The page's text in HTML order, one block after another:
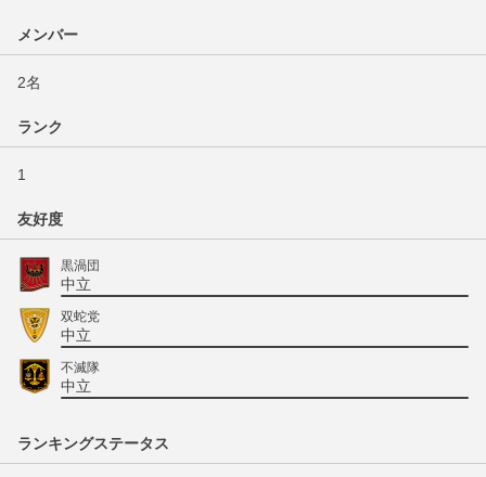
メンバー
2名
ランク
1
友好度
黒渦団
中立
双蛇党
中立
不滅隊
中立
ランキングステータス